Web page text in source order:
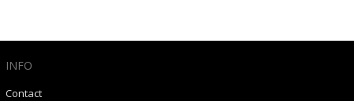
INFO
Contact